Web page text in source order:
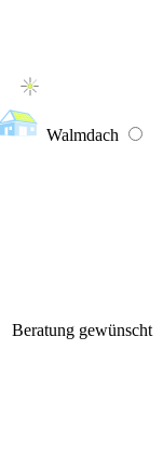
Walmdach
Beratung gewünscht